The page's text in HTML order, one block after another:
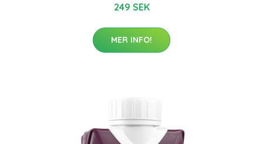
249 SEK
MER INFO!